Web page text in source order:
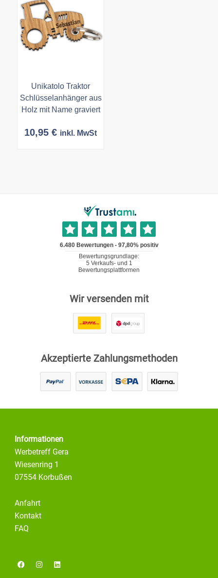
Unikatolo Traktor
Schlüsselanhänger aus
Holz mit Name graviert
10,95 € inkl. MwSt
Wir versenden mit
Akzeptierte Zahlungsmethoden
Informationen
Werbetreff Gera
Wiesenring 1
07554 Korbußen
Anfahrt
Kontakt
FAQ
F
a
I
n
L
i